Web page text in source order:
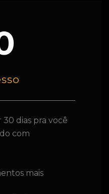
dias pra você
com
mais